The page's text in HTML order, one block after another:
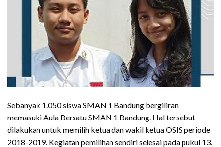
Sebanyak 1.050 siswa SMAN 1 Bandung bergiliran
memasuki Aula Bersatu SMAN 1 Bandung. Hal tersebut
dilakukan untuk memilih ketua dan wakil ketua OSIS periode
2018-2019. Kegiatan pemilihan sendiri selesai pada pukul 13.